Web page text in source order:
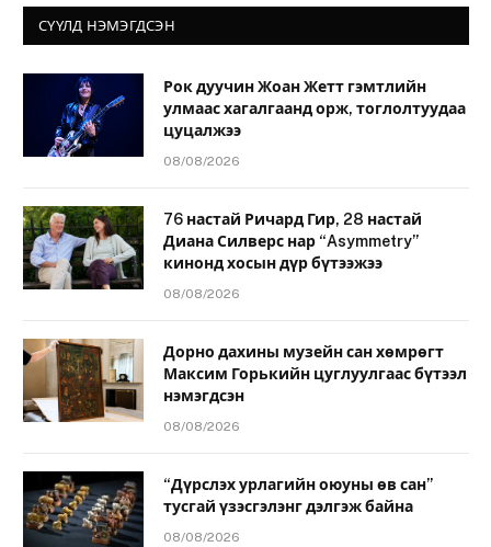
СҮҮЛД НЭМЭГДСЭН
Рок дуучин Жоан Жетт гэмтлийн
улмаас хагалгаанд орж, тоглолтуудаа
цуцалжээ
08/08/2026
76 настай Ричард Гир, 28 настай
Диана Силверс нар “Asymmetry”
кинонд хосын дүр бүтээжээ
08/08/2026
Дорно дахины музейн сан хөмрөгт
Максим Горькийн цуглуулгаас бүтээл
нэмэгдсэн
08/08/2026
“Дүрслэх урлагийн оюуны өв сан”
тусгай үзэсгэлэнг дэлгэж байна
08/08/2026